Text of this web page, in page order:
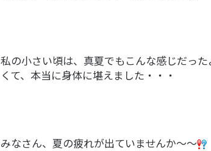
私の小さい頃は、真夏でもこんな感じだっ
くて、本当に身体に堪えました・・・
みなさん、夏の疲れが出ていませんか～～